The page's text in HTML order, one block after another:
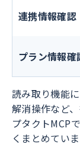
連携情報確認
プラン情報確
読み取り機能
解消操作など
プタクトMCP
くまとめていま